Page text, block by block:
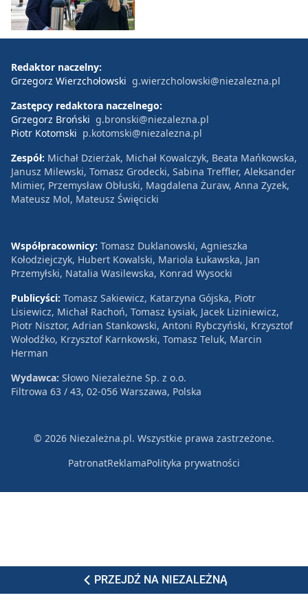
PRZEJDŹ NA NIEZALEŻNĄ
Redaktor naczelny:
Grzegorz Wierzchołowski g.wierzcholowski@niezalezna.pl
Zastępcy redaktora naczelnego:
Grzegorz Broński g.bronski@niezalezna.pl
Piotr Kotomski p.kotomski@niezalezna.pl
Zespół: Michał Dzierżak, Michał Kowalczyk, Beata Mańkowska,
Janusz Milewski, Tomasz Grodecki, Sabina Treffler, Aleksander
Mimier, Przemysław Obłuski, Magdalena Żuraw, Anna Zyzek,
Mateusz Mol, Mateusz Święcicki
Współpracownicy: Tomasz Duklanowski, Agnieszka
Kołodziejczyk, Hubert Kowalski, Mariola Łukawska, Jan
Przemyłski, Natalia Wasilewska, Konrad Wysocki
Publicyści: Tomasz Sakiewicz, Katarzyna Gójska, Piotr
Lisiewicz, Michał Rachoń, Tomasz Łysiak, Jacek Liziniewicz,
Piotr Nisztor, Adrian Stankowski, Antoni Rybczyński, Krzysztof
Wołodźko, Krzysztof Karnkowski, Tomasz Teluk, Marcin
Herman
Wydawca: Słowo Niezależne Sp. z o.o.
Filtrowa 63 / 43, 02-056 Warszawa, Polska
© 2026 Niezależna.pl. Wszystkie prawa zastrzeżone.
PatronatReklamaPolityka prywatności